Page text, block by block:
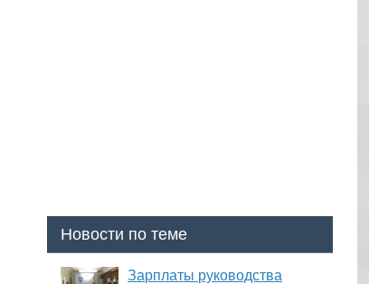
Новости по теме
Зарплаты руководства